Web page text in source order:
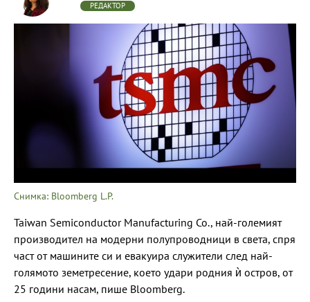
РЕДАКТОР
Снимка: Bloomberg L.P.
Taiwan Semiconductor Manufacturing Co., най-големият
производител на модерни полупроводници в света, спря
част от машините си и евакуира служители след най-
голямото земетресение, което удари родния ѝ остров, от
25 години насам, пише Bloomberg.